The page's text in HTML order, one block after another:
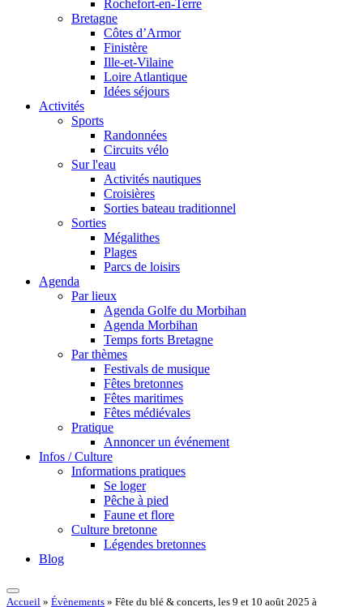
Rochefort-en-Terre
Bretagne
Côtes d’Armor
Finistère
Ille-et-Vilaine
Loire Atlantique
Idées séjours
Activités
Sports
Randonnées
Circuits vélo
Sur l'eau
Activités nautiques
Croisières
Sorties bateau traditionnel
Sorties
Mégalithes
Plages
Parcs de loisirs
Agenda
Par lieux
Agenda Golfe du Morbihan
Agenda Morbihan
Temps forts Bretagne
Par thèmes
Festivals de musique
Fêtes bretonnes
Fêtes maritimes
Fêtes médiévales
Pratique
Annoncer un événement
Infos / Culture
Informations pratiques
Se loger
Pêche à pied
Faune et flore
Culture bretonne
Légendes bretonnes
Blog
Accueil » Évènements » Fête du blé & concerts, les 9 et 10 août 2025 à